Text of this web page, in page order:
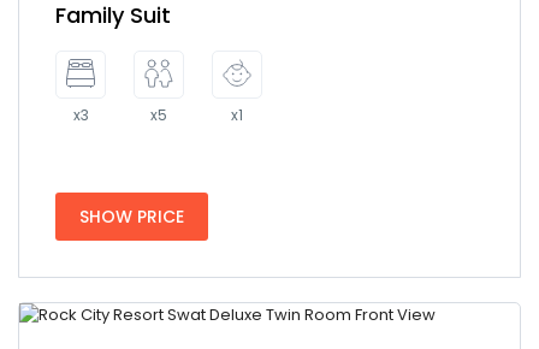
Family Suit
x3 x5 x1
SHOW PRICE